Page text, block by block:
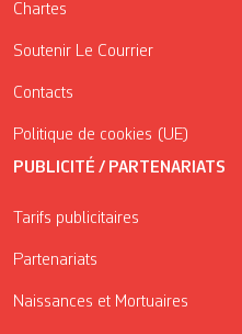
Chartes
Soutenir Le Courrier
Contacts
Politique de cookies (UE)
PUBLICITÉ / PARTENARIATS
Tarifs publicitaires
Partenariats
Naissances et Mortuaires